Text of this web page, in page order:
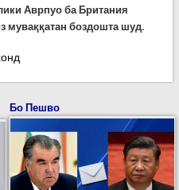
Аврпуо ба Британия
муваққатан боздошта шуд.
корона дар Британиё.
Бо Пешво